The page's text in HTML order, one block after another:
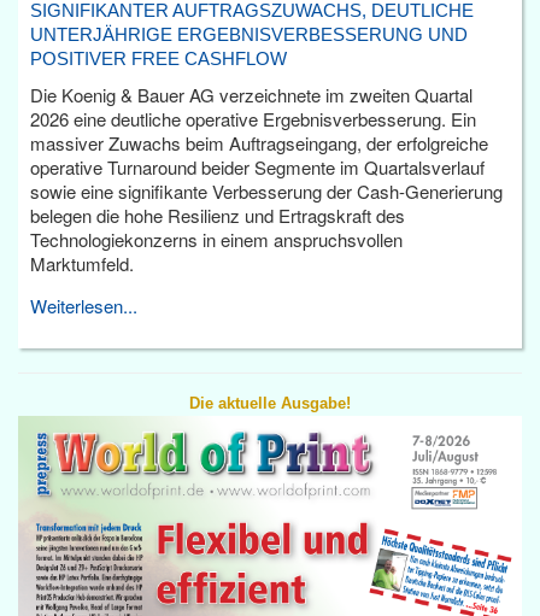
SIGNIFIKANTER AUFTRAGSZUWACHS, DEUTLICHE
UNTERJÄHRIGE ERGEBNISVERBESSERUNG UND
POSITIVER FREE CASHFLOW
Die Koenig & Bauer AG verzeichnete im zweiten Quartal
2026 eine deutliche operative Ergebnisverbesserung. Ein
massiver Zuwachs beim Auftragseingang, der erfolgreiche
operative Turnaround beider Segmente im Quartalsverlauf
sowie eine signifikante Verbesserung der Cash-Generierung
belegen die hohe Resilienz und Ertragskraft des
Technologiekonzerns in einem anspruchsvollen
Marktumfeld.
Weiterlesen...
Die aktuelle Ausgabe!